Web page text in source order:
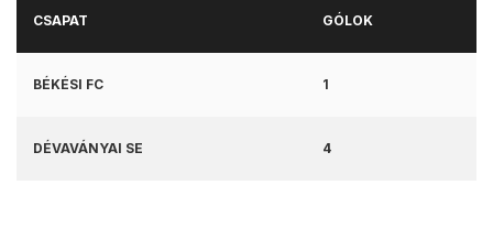
CSAPAT GÓLOK
BÉKÉSI FC 1
DÉVAVÁNYAI SE 4